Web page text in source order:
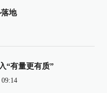
地
“有量更有质”
09:14